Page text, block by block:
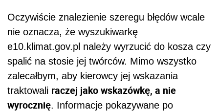
Oczywiście znalezienie szeregu błędów wcale
nie oznacza, że wyszukiwarkę
e10.klimat.gov.pl należy wyrzucić do kosza czy
spalić na stosie jej twórców. Mimo wszystko
zalecałbym, aby kierowcy jej wskazania
traktowali raczej jako wskazówkę, a nie
wyrocznię. Informacje pokazywane po